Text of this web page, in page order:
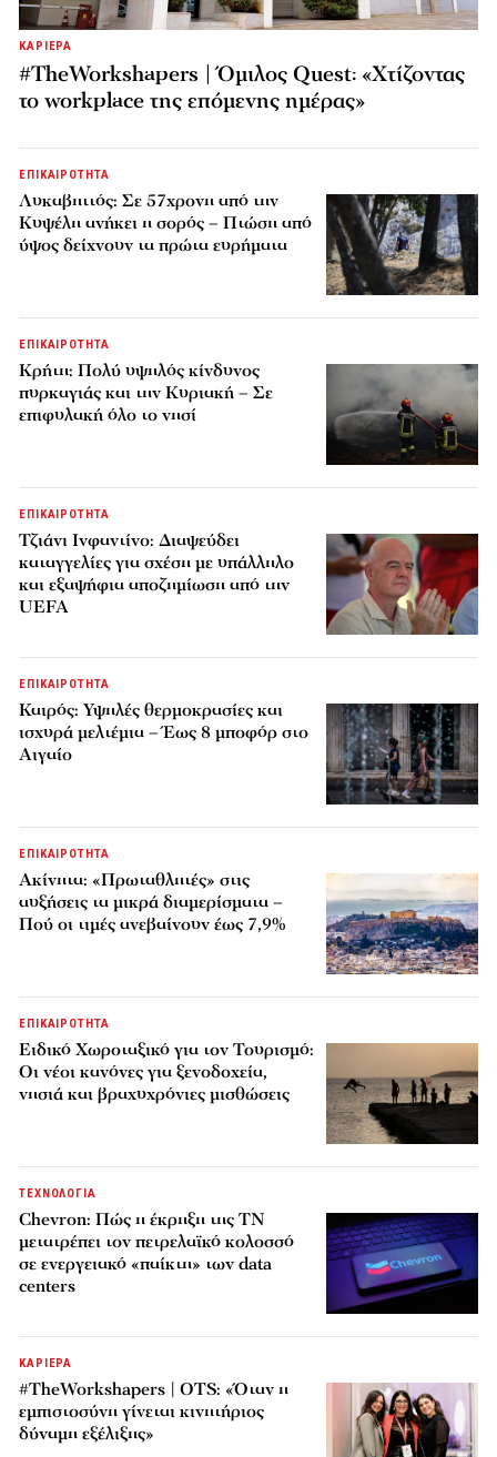
ΚΑΡΙΕΡΑ
#TheWorkshapers | Όμιλος Quest: «Χτίζοντας
το workplace της επόμενης ημέρας»
ΕΠΙΚΑΙΡΟΤΗΤΑ
Λυκαβηττός: Σε 57χρονη από την
Κυψέλη ανήκει η σορός – Πτώση από
ύψος δείχνουν τα πρώτα ευρήματα
ΕΠΙΚΑΙΡΟΤΗΤΑ
Κρήτη: Πολύ υψηλός κίνδυνος
πυρκαγιάς και την Κυριακή – Σε
επιφυλακή όλο το νησί
ΕΠΙΚΑΙΡΟΤΗΤΑ
Τζιάνι Ινφαντίνο: Διαψεύδει
καταγγελίες για σχέση με υπάλληλο
και εξαψήφια αποζημίωση από την
UEFA
ΕΠΙΚΑΙΡΟΤΗΤΑ
Καιρός: Υψηλές θερμοκρασίες και
ισχυρά μελτέμια – Έως 8 μποφόρ στο
Αιγαίο
ΕΠΙΚΑΙΡΟΤΗΤΑ
Ακίνητα: «Πρωταθλητές» στις
αυξήσεις τα μικρά διαμερίσματα –
Πού οι τιμές ανεβαίνουν έως 7,9%
ΕΠΙΚΑΙΡΟΤΗΤΑ
Ειδικό Χωροταξικό για τον Τουρισμό:
Οι νέοι κανόνες για ξενοδοχεία,
νησιά και βραχυχρόνιες μισθώσεις
ΤΕΧΝΟΛΟΓΙΑ
Chevron: Πώς η έκρηξη της ΤΝ
μετατρέπει τον πετρελαϊκό κολοσσό
σε ενεργειακό «παίκτη» των data
centers
ΚΑΡΙΕΡΑ
#TheWorkshapers | OTS: «Όταν η
εμπιστοσύνη γίνεται κινητήριος
δύναμη εξέλιξης»